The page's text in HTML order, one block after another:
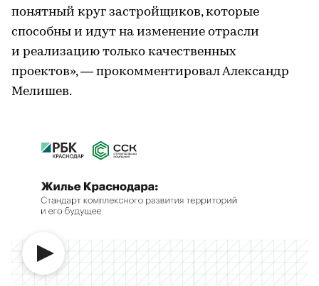
понятный круг застройщиков, которые
способны и идут на изменение отрасли
и реализацию только качественных
проектов», — прокомментировал Александр
Мелишев.